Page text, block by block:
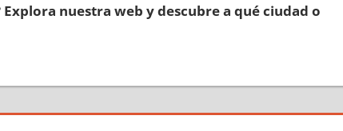
nuestra web у descubre а qué ciudad ο